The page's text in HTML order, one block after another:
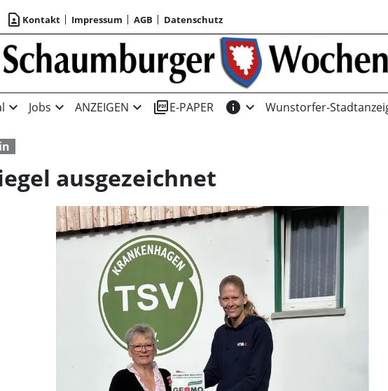
contact_page Kontakt Impressum AGB Datenschutz
expand_more Jobs expand_more ANZEIGEN expand_more picture_as_pdfE-PAPER info expand_more Wunstorfer-
ausgezeichnet